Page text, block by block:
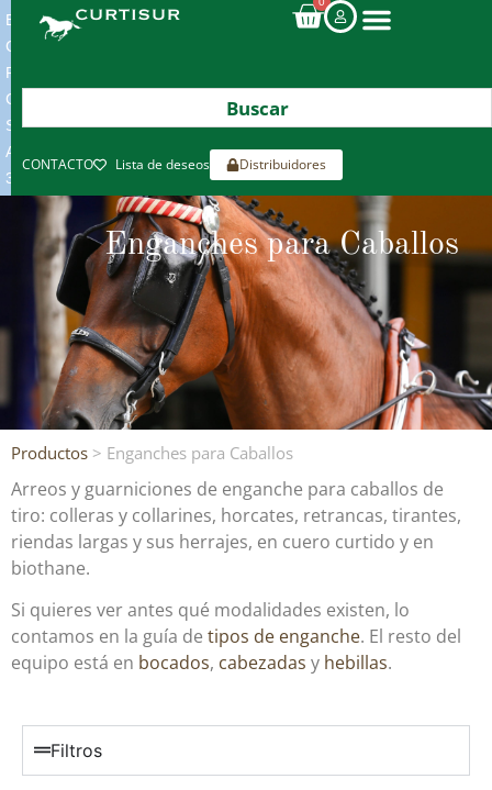
ENVIOS
GRATIS
POR
COMPRAS
SUPERIORES
A
300€*
CONTACTO Lista de deseos Distribuidores
Enganches para Caballos
Productos > Enganches para Caballos
Arreos y guarniciones de enganche para caballos de
tiro: colleras y collarines, horcates, retrancas, tirantes,
riendas largas y sus herrajes, en cuero curtido y en
biothane.
Si quieres ver antes qué modalidades existen, lo
contamos en la guía de tipos de enganche. El resto del
equipo está en bocados, cabezadas y hebillas.
Filtros